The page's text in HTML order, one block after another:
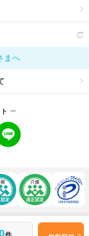
件
まへ
│マイナビ保育士